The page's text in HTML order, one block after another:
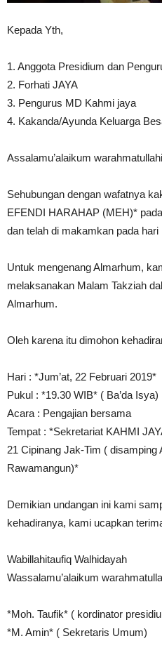
Kepada Yth,
1. Anggota Presidium dan
2. Forhati JAYA
3. Pengurus MD Kahmi jaya
4. Kakanda/Ayunda Keluarga
Assalamu’alaikum
Sehubungan dengan wafatnya
EFENDI HARAHAP (MEH)*
dan telah di makamkan pada
Untuk mengenang Almarhum,
melaksanakan Malam Takziah
Almarhum.
Oleh karena itu dimohon
Hari : *Jum’at, 22 Februari 2019*
Pukul : *19.30 WIB* ( Ba’da Isya)
Acara : Pengajian bersama
Tempat : *Sekretariat KAHMI
21 Cipinang Jak-Tim ( disamping
Rawamangun)*
Demikian undangan ini kami
kehadiranya, kami ucapkan
Wabillahitaufiq Walhidayah
Wassalamu’alaikum
*Moh. Taufik* ( kordinator
*M. Amin* ( Sekretaris Umum)